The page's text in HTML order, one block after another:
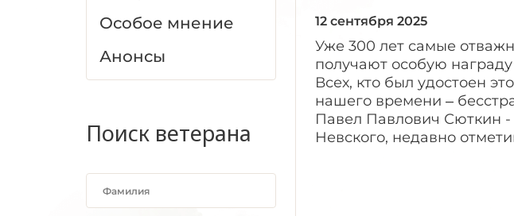
Особое мнение
Анонсы
Поиск ветерана
12 сентября 2025
Уже 300 лет самые
получают особую
Всех, кто был удостоен
нашего времени –
Павел Павлович Сюткин -
Невского, недавно